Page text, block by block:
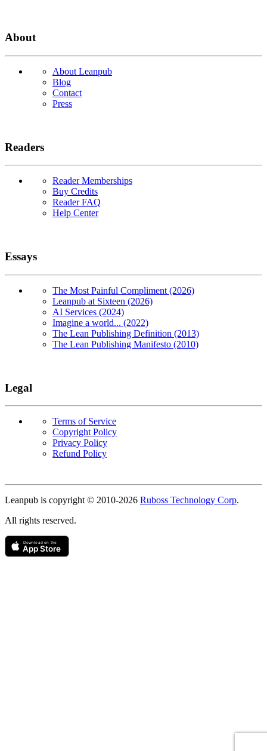
About
About Leanpub
Blog
Contact
Press
Readers
Reader Memberships
Buy Credits
Reader FAQ
Help Center
Essays
The Most Painful Compliment (2026)
Leanpub at Sixteen (2026)
AI Services (2024)
Imagine a world... (2022)
The Lean Publishing Definition (2013)
The Lean Publishing Manifesto (2010)
Legal
Terms of Service
Copyright Policy
Privacy Policy
Refund Policy
Leanpub is copyright © 2010-2026 Ruboss Technology Corp.
All rights reserved.